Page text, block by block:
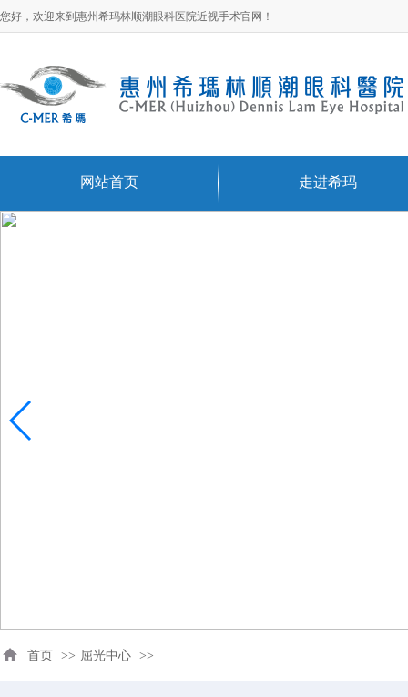
您好，欢迎来到惠州希玛林顺潮眼科医院近视手术官网！
网站首页 走进希玛
首页 >> 屈光中心 >>